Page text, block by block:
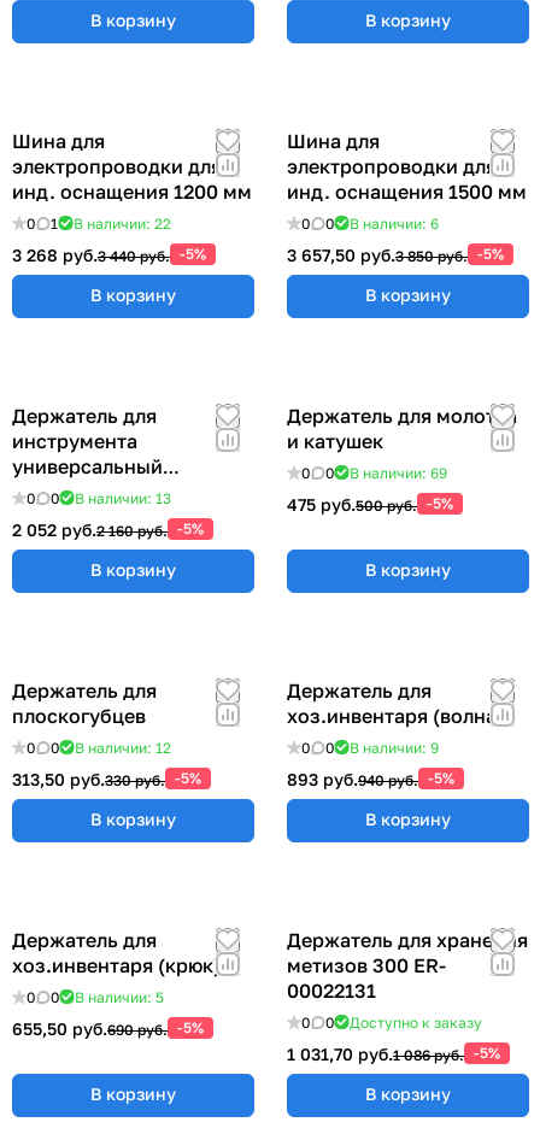
В корзину В корзину
Шина для
электропроводки для
инд. оснащения 1200 мм
0 1 В наличии: 22
3 268 руб.3 440 руб. -5%
В корзину
Шина для
электропроводки для
инд. оснащения 1500 мм
0 0 В наличии: 6
3 657,50 руб.3 850 руб. -5%
В корзину
Держатель для
инструмента
универсальный
57x383x185 мм ER-
0 0 В наличии: 13
2 052 руб.2 160 руб. -5%
В корзину
Держатель для молотка
и катушек
0 0 В наличии: 69
475 руб.500 руб. -5%
В корзину
Держатель для
плоскогубцев
0 0 В наличии: 12
313,50 руб.330 руб. -5%
В корзину
Держатель для
хоз.инвентаря (волна)
0 0 В наличии: 9
893 руб.940 руб. -5%
В корзину
Держатель для
хоз.инвентаря (крюк)
0 0 В наличии: 5
655,50 руб.690 руб. -5%
В корзину
Держатель для хранения
метизов 300 ER-
00022131
0 0 Доступно к заказу
1 031,70 руб.1 086 руб. -5%
В корзину